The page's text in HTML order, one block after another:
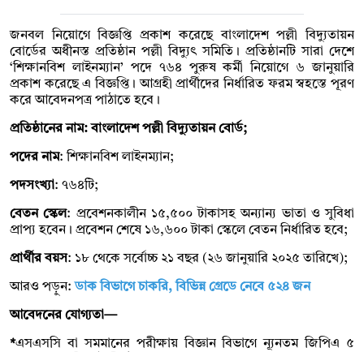
জনবল নিয়োগে বিজ্ঞপ্তি প্রকাশ করেছে বাংলাদেশ পল্লী বিদ্যুতায়ন
বোর্ডের অধীনস্ত প্রতিষ্ঠান পল্লী বিদ্যুৎ সমিতি। প্রতিষ্ঠানটি সারা দেশে
‘শিক্ষানবিশ লাইনম্যান’ পদে ৭৬৪ পুরুষ কর্মী নিয়োগে ৬ জানুয়ারি
প্রকাশ করেছে এ বিজ্ঞপ্তি। আগ্রহী প্রার্থীদের নির্ধারিত ফরম স্বহস্তে পূরণ
করে আবেদনপত্র পাঠাতে হবে।
প্রতিষ্ঠানের নাম: বাংলাদেশ পল্লী বিদ্যুতায়ন বোর্ড;
পদের নাম: শিক্ষানবিশ লাইনম্যান;
পদসংখ্যা: ৭৬৪টি;
বেতন স্কেল: প্রবেশনকালীন ১৫,৫০০ টাকাসহ অন্যান্য ভাতা ও সুবিধা
প্রাপ্য হবেন। প্রবেশন শেষে ১৬,৬০০ টাকা স্কেলে বেতন নির্ধারিত হবে;
প্রার্থীর বয়স: ১৮ থেকে সর্বোচ্চ ২১ বছর (২৬ জানুয়ারি ২০২৫ তারিখে);
আরও পড়ুন:ডাক বিভাগে চাকরি, বিভিন্ন গ্রেডে নেবে ৫২৪ জন
আবেদনের যোগ্যতা—
*এসএসসি বা সমমানের পরীক্ষায় বিজ্ঞান বিভাগে ন্যূনতম জিপিএ ৫